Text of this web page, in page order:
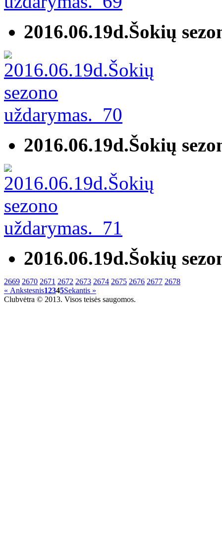
2016.06.19d.Šokių
2016.06.19d.Šokių
2016.06.19d.Šokių
2669 2670 2671 2672 2673 2674 2675 2676 2677 2678
« Ankstesnis12345Sekantis »
Clubvėtra © 2013. Visos teisės saugomos.